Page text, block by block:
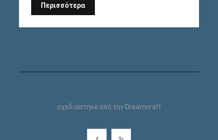
Περισσότερα
σχεδιάστηκε από την Dreamcraft